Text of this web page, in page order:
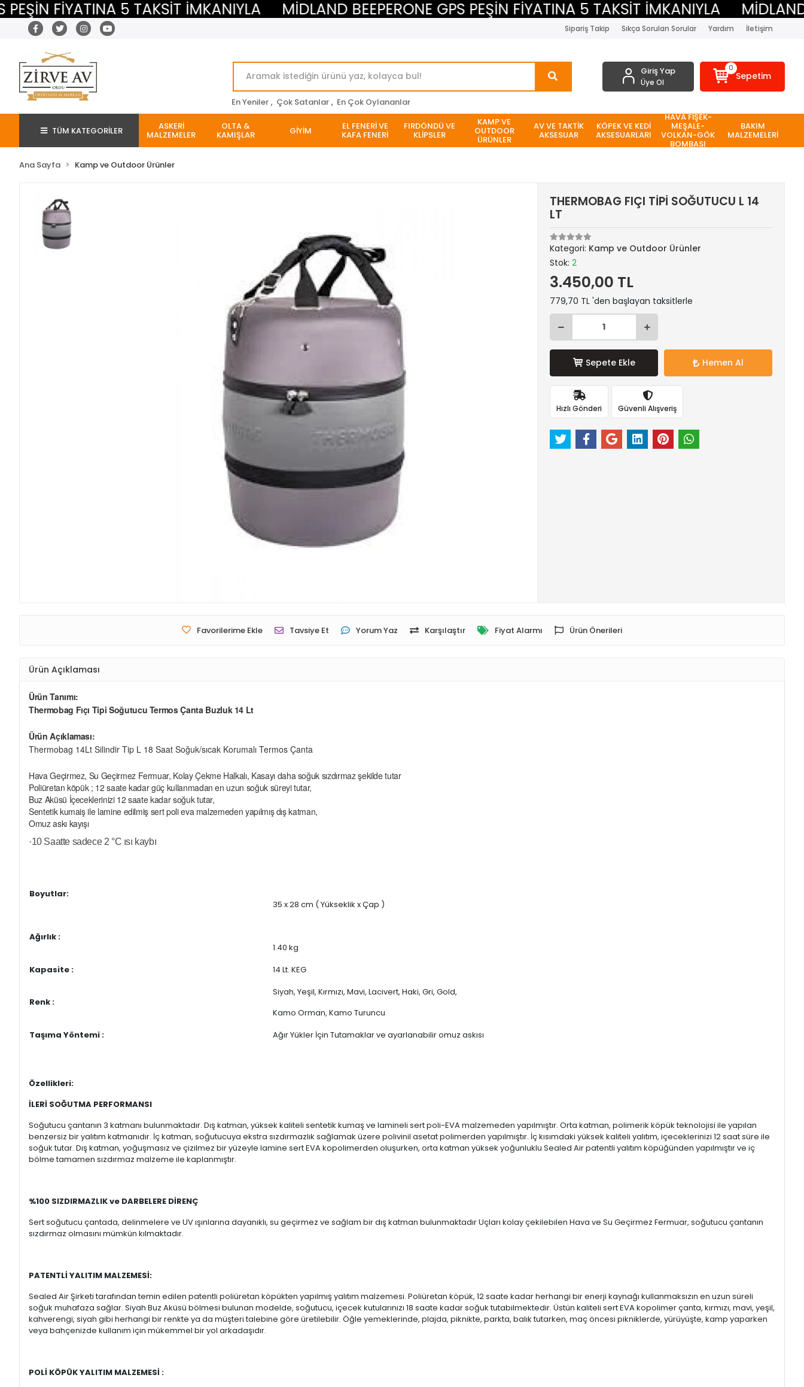
FİYATINA 5 TAKSİT İMKANIYLA MİDLAND BEEPERONE GPS PEŞİN FİYATINA 5 TAKSİT İMKANIYLA MİDLAND
Sipariş Takip Sıkça Sorulan Sorular Yardım İletişim
En Yeniler , Çok Satanlar , En Çok Oylananlar
Giriş Yap
Üye Ol
0
Sepetim
TÜM KATEGORİLER ASKERİ
MALZEMELER
OLTA &
KAMIŞLAR GİYİM EL FENERİ VE
KAFA FENERİ
FIRDÖNDÜ VE
KLİPSLER
KAMP VE
OUTDOOR
ÜRÜNLER
AV VE TAKTİK
AKSESUAR
KÖPEK VE KEDİ
AKSESUARLARI
HAVA FİŞEK-
MEŞALE-
VOLKAN-GÖK
BOMBASI
BAKIM
MALZEMELERİ
Ana Sayfa Kamp ve Outdoor Ürünler
THERMOBAG FIÇI TİPİ SOĞUTUCU L 14
LT
Kategori: Kamp ve Outdoor Ürünler
Stok:2
3.450,00 TL
779,70 TL 'den başlayan taksitlerle
Sepete Ekle Hemen Al
Hızlı Gönderi Güvenli Alışveriş
Favorilerime Ekle Tavsiye Et Yorum Yaz Karşılaştır Fiyat Alarmı Ürün Önerileri
Ürün Açıklaması
Ürün Tanımı:
Thermobag Fıçı Tipi Soğutucu Termos Çanta Buzluk 14 Lt
Ürün Açıklaması:
Thermobag 14Lt Silindir Tip L 18 Saat Soğuk/sıcak Korumalı Termos Çanta
Hava Geçirmez, Su Geçirmez Fermuar, Kolay Çekme Halkalı, Kasayı daha soğuk sızdırmaz şekilde tutar
Poliüretan köpük ; 12 saate kadar güç kullanmadan en uzun soğuk süreyi tutar,
Buz Aküsü İçeceklerinizi 12 saate kadar soğuk tutar,
Sentetik kumaiş ile lamine edilmiş sert poli eva malzemeden yapılmış dış katman,
Omuz askı kayışı
·10 Saatte sadece 2 °C ısı kaybı
Boyutlar:
35 x 28 cm ( Yükseklik x Çap )
Ağırlık :
1.40 kg
Kapasite :
14 Lt. KEG
Renk :
Siyah, Yeşil, Kırmızı, Mavi, Lacivert, Haki, Gri, Gold,
Kamo Orman, Kamo Turuncu
Taşıma Yöntemi :
Ağır Yükler İçin Tutamaklar ve ayarlanabilir omuz askısı
Özellikleri:
İLERİ SOĞUTMA PERFORMANSI
Soğutucu çantanın 3 katmanı bulunmaktadır. Dış katman, yüksek kaliteli sentetik kumaş ve lamineli sert poli-EVA malzemeden yapılmıştır. Orta katman, polimerik köpük teknolojisi ile yapılan
benzersiz bir yalıtım katmanıdır. İç katman, soğutucuya ekstra sızdırmazlık sağlamak üzere polivinil asetat polimerden yapılmıştır. İç kısımdaki yüksek kaliteli yalıtım, içeceklerinizi 12 saat süre ile
soğuk tutar. Dış katman, yoğuşmasız ve çizilmez bir yüzeyle lamine sert EVA kopolimerden oluşurken, orta katman yüksek yoğunluklu Sealed Air patentli yalıtım köpüğünden yapılmıştır ve iç
bölme tamamen sızdırmaz malzeme ile kaplanmıştır.
%100 SIZDIRMAZLIK ve DARBELERE DİRENÇ
Sert soğutucu çantada, delinmelere ve UV ışınlarına dayanıklı, su geçirmez ve sağlam bir dış katman bulunmaktadır Uçları kolay çekilebilen Hava ve Su Geçirmez Fermuar, soğutucu çantanın
sızdırmaz olmasını mümkün kılmaktadır.
PATENTLİ YALITIM MALZEMESİ:
Sealed Air Şirketi tarafından temin edilen patentli poliüretan köpükten yapılmış yalıtım malzemesi. Poliüretan köpük, 12 saate kadar herhangi bir enerji kaynağı kullanmaksızın en uzun süreli
soğuk muhafaza sağlar. Siyah Buz Aküsü bölmesi bulunan modelde, soğutucu, içecek kutularınızı 18 saate kadar soğuk tutabilmektedir. Üstün kaliteli sert EVA kopolimer çanta, kırmızı, mavi, yeşil,
kahverengi, siyah gibi herhangi bir renkte ya da müşteri talebine göre üretilebilir. Öğle yemeklerinde, plajda, piknikte, parkta, balık tutarken, maç öncesi pikniklerde, yürüyüşte, kamp yaparken
veya bahçenizde kullanım için mükemmel bir yol arkadaşıdır.
POLİ KÖPÜK YALITIM MALZEMESİ :